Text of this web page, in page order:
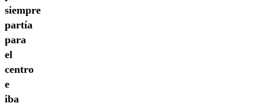
siempre
partía
para
el
centro
e
iba